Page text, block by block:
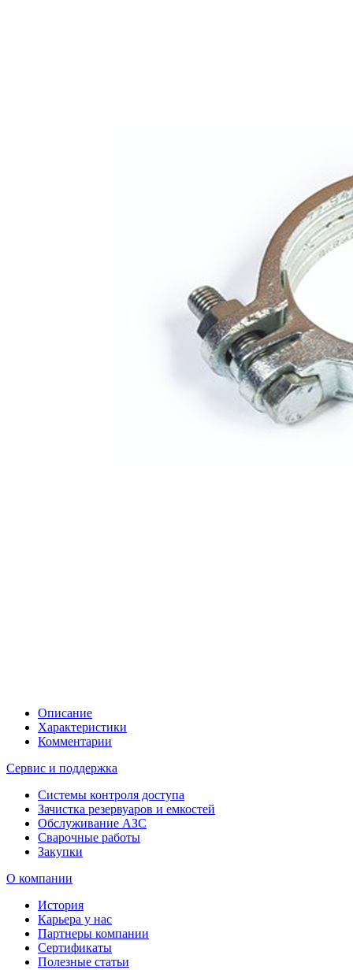
Описание
Характеристики
Комментарии
Сервис и поддержка
Системы контроля доступа
Зачистка резервуаров и емкостей
Обслуживание АЗС
Сварочные работы
Закупки
О компании
История
Карьера у нас
Партнеры компании
Сертификаты
Полезные статьи